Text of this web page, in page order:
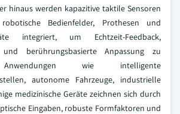
hinaus werden kapazitive taktile Sensoren
Bedienfelder, Prothesen und
integriert, um Echtzeit-Feedback,
und berührungsbasierte Anpassung zu
wie intelligente
autonome Fahrzeuge, industrielle
medizinische Geräte zeichnen sich durch
Eingaben, robuste Formfaktoren und